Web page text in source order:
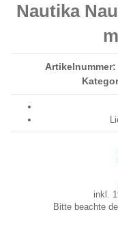
Nautika
Artikelnummer:
inkl.
Bitte beachte